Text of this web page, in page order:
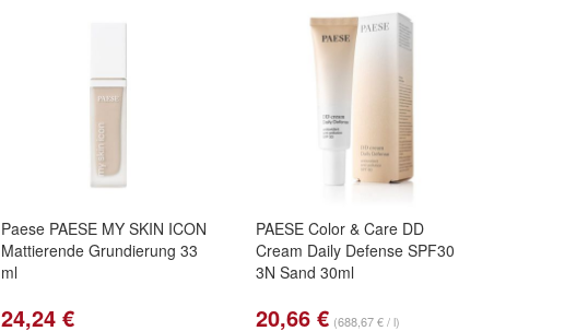
Paese PAESE MY SKIN ICON
Mattierende Grundierung 33
ml
24,24 €
PAESE Color & Care DD
Cream Daily Defense SPF30
3N Sand 30ml
20,66 € (688,67 € / l)